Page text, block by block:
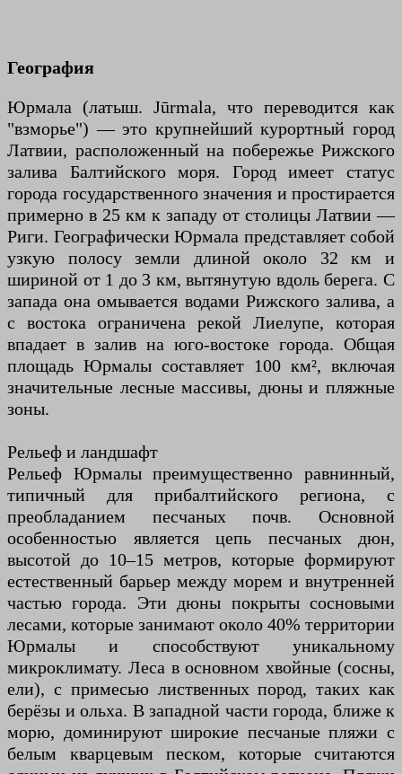
География
Юрмала (латыш. Jūrmala, что переводится как
"взморье") — это крупнейший курортный город
Латвии, расположенный на побережье Рижского
залива Балтийского моря. Город имеет статус
города государственного значения и простирается
примерно в 25 км к западу от столицы Латвии —
Риги. Географически Юрмала представляет собой
узкую полосу земли длиной около 32 км и
шириной от 1 до 3 км, вытянутую вдоль берега. С
запада она омывается водами Рижского залива, а
с востока ограничена рекой Лиелупе, которая
впадает в залив на юго-востоке города. Общая
площадь Юрмалы составляет 100 км², включая
значительные лесные массивы, дюны и пляжные
зоны.
Рельеф и ландшафт
Рельеф Юрмалы преимущественно равнинный,
типичный для прибалтийского региона, с
преобладанием песчаных почв. Основной
особенностью является цепь песчаных дюн,
высотой до 10–15 метров, которые формируют
естественный барьер между морем и внутренней
частью города. Эти дюны покрыты сосновыми
лесами, которые занимают около 40% территории
Юрмалы и способствуют уникальному
микроклимату. Леса в основном хвойные (сосны,
ели), с примесью лиственных пород, таких как
берёзы и ольха. В западной части города, ближе к
морю, доминируют широкие песчаные пляжи с
белым кварцевым песком, которые считаются